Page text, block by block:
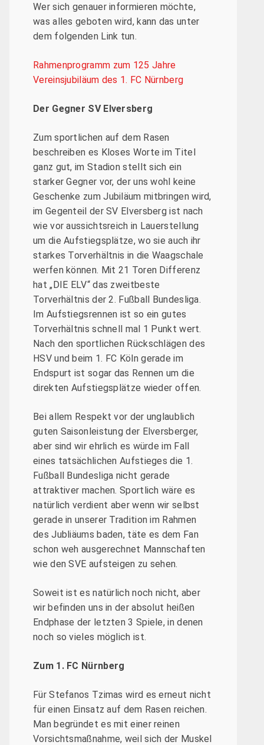
Wer sich genauer informieren möchte,
was alles geboten wird, kann das unter
dem folgenden Link tun.
Rahmenprogramm zum 125 Jahre
Vereinsjubiläum des 1. FC Nürnberg
Der Gegner SV Elversberg
Zum sportlichen auf dem Rasen
beschreiben es Kloses Worte im Titel
ganz gut, im Stadion stellt sich ein
starker Gegner vor, der uns wohl keine
Geschenke zum Jubiläum mitbringen wird,
im Gegenteil der SV Elversberg ist nach
wie vor aussichtsreich in Lauerstellung
um die Aufstiegsplätze, wo sie auch ihr
starkes Torverhältnis in die Waagschale
werfen können. Mit 21 Toren Differenz
hat „DIE ELV“ das zweitbeste
Torverhältnis der 2. Fußball Bundesliga.
Im Aufstiegsrennen ist so ein gutes
Torverhältnis schnell mal 1 Punkt wert.
Nach den sportlichen Rückschlägen des
HSV und beim 1. FC Köln gerade im
Endspurt ist sogar das Rennen um die
direkten Aufstiegsplätze wieder offen.
Bei allem Respekt vor der unglaublich
guten Saisonleistung der Elversberger,
aber sind wir ehrlich es würde im Fall
eines tatsächlichen Aufstieges die 1.
Fußball Bundesliga nicht gerade
attraktiver machen. Sportlich wäre es
natürlich verdient aber wenn wir selbst
gerade in unserer Tradition im Rahmen
des Jubliäums baden, täte es dem Fan
schon weh ausgerechnet Mannschaften
wie den SVE aufsteigen zu sehen.
Soweit ist es natürlich noch nicht, aber
wir befinden uns in der absolut heißen
Endphase der letzten 3 Spiele, in denen
noch so vieles möglich ist.
Zum 1. FC Nürnberg
Für Stefanos Tzimas wird es erneut nicht
für einen Einsatz auf dem Rasen reichen.
Man begründet es mit einer reinen
Vorsichtsmaßnahme, weil sich der Muskel